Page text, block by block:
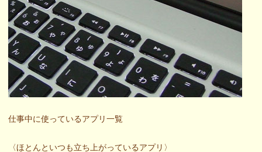
仕事中に使っているアプリ一覧
〈ほとんといつも立ち上がっているアプリ〉